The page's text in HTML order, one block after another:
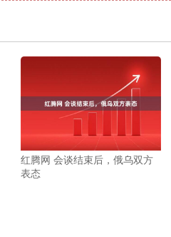
红腾网 会谈结束后，俄乌双方
表态